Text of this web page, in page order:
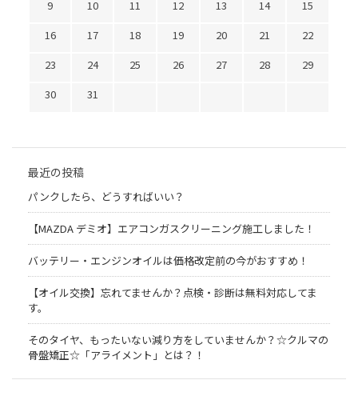
9
10 11 12 13 14
15
16
17 18 19 20 21
22
23
24 25 26 27 28
29
30
31
最近の投稿
パンクしたら、どうすればいい？
【MAZDA デミオ】エアコンガスクリーニング施工しました！
バッテリー・エンジンオイルは価格改定前の今がおすすめ！
【オイル交換】忘れてませんか？点検・診断は無料対応してま
す。
そのタイヤ、もったいない減り方をしていませんか？☆クルマの
骨盤矯正☆「アライメント」とは？！